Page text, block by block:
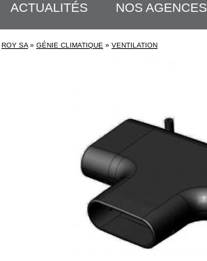
ACTUALITÉS NOS AGENCES
ROY SA » GÉNIE CLIMATIQUE » VENTILATION